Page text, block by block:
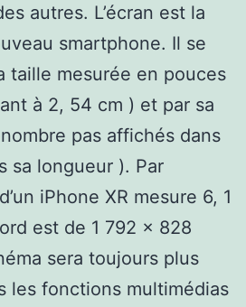
autres. L’écran est la
smartphone. Il se
taille mesurée en pouces
à 2, 54 cm ) et par sa
pas affichés dans
sa longueur ). Par
iPhone XR mesure 6, 1
est de 1 792 x 828
sera toujours plus
les fonctions multimédias